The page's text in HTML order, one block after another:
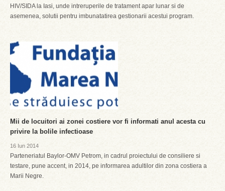
HIV/SIDA la Iasi, unde intreruperile de tratament apar lunar si de
asemenea, solutii pentru imbunatatirea gestionarii acestui program.
Mii de locuitori ai zonei costiere vor fi informati anul acesta cu
privire la bolile infectioase
16 Iun 2014
Parteneriatul Baylor-OMV Petrom, in cadrul proiectului de consiliere si
testare, pune accent, in 2014, pe informarea adultilor din zona costiera a
Marii Negre.